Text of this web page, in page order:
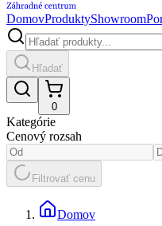
DomovProduktyShowroom
Hľadať
0
Kategórie
Cenový rozsah
Filtrovať cenu
Domov